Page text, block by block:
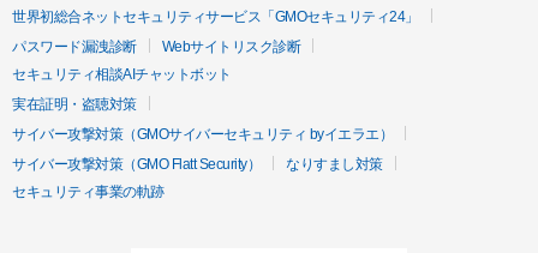
世界初総合ネットセキュリティサービス「GMOセキュリティ24」
パスワード漏洩診断
Webサイトリスク診断
セキュリティ相談AIチャットボット
実在証明・盗聴対策
サイバー攻撃対策（GMOサイバーセキュリティ byイエラエ）
サイバー攻撃対策（GMO Flatt Security）
なりすまし対策
セキュリティ事業の軌跡